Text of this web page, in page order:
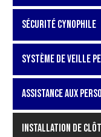
Sécurité cynophile
Système de veille
Assistance aux
Installation de